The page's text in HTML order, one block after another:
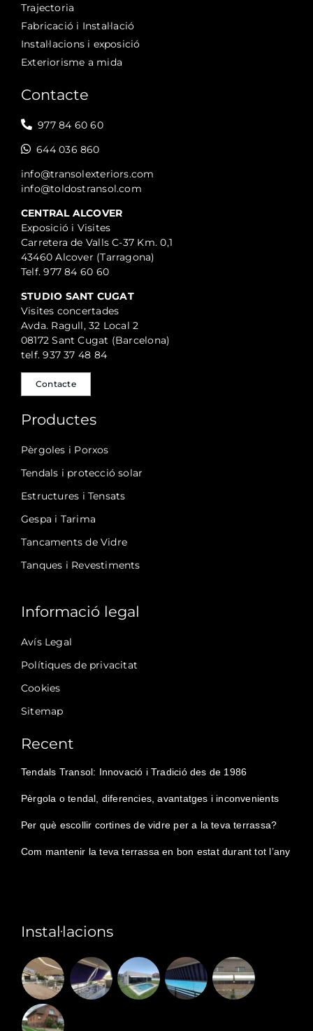
Trajectoria
Fabricació i Instal·lació
Instal·lacions i exposició
Exteriorisme a mida
Contacte
977 84 60 60
644 036 860
info@transolexteriors.com
info@toldostransol.com
CENTRAL ALCOVER
Exposició i Visites
Carretera de Valls C-37 Km. 0,1
43460 Alcover (Tarragona)
Telf. 977 84 60 60
STUDIO SANT CUGAT
Visites concertades
Avda. Ragull, 32 Local 2
08172 Sant Cugat (Barcelona)
telf. 937 37 48 84
Contacte
Productes
Pèrgoles i Porxos
Tendals i protecció solar
Estructures i Tensats
Gespa i Tarima
Tancaments de Vidre
Tanques i Revestiments
Informació legal
Avís Legal
Polítiques de privacitat
Cookies
Sitemap
Recent
Tendals Transol: Innovació i Tradició des de 1986
Pèrgola o tendal, diferencies, avantatges i inconvenients
Per què escollir cortines de vidre per a la teva terrassa?
Com mantenir la teva terrassa en bon estat durant tot l’any
Instal·lacions